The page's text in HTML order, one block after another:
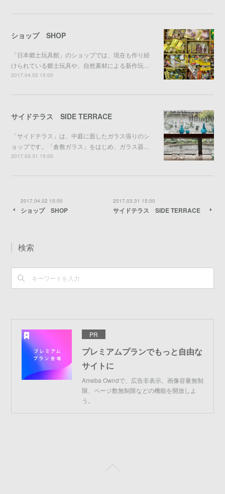
ショップ SHOP
「日本郷土玩具館」のショップでは、現在も作り続
けられている郷土玩具や、自然素材による新作玩…
2017.04.02 15:00
サイドテラス SIDE TERRACE
「サイドテラス」は、中庭に面したガラス張りのシ
ョップです。「倉敷ガラス」をはじめ、ガラス器…
2017.03.31 15:00
2017.04.02 15:00
ショップ SHOP
2017.03.31 15:00
サイドテラス SIDE TERRACE
検索
PR
プレミアムプランでもっと自由な
サイトに
Ameba Owndで、広告非表示、画像容量無制
限、ページ数無制限などの機能を開放しよ
う。